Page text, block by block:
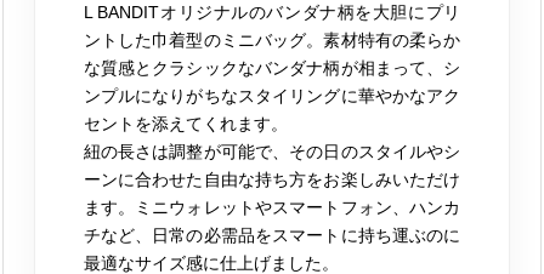
L BANDITオリジナルのバンダナ柄を大胆にプリ
ントした巾着型のミニバッグ。素材特有の柔らか
な質感とクラシックなバンダナ柄が相まって、シ
ンプルになりがちなスタイリングに華やかなアク
セントを添えてくれます。
紐の長さは調整が可能で、その日のスタイルやシ
ーンに合わせた自由な持ち方をお楽しみいただけ
ます。ミニウォレットやスマートフォン、ハンカ
チなど、日常の必需品をスマートに持ち運ぶのに
最適なサイズ感に仕上げました。